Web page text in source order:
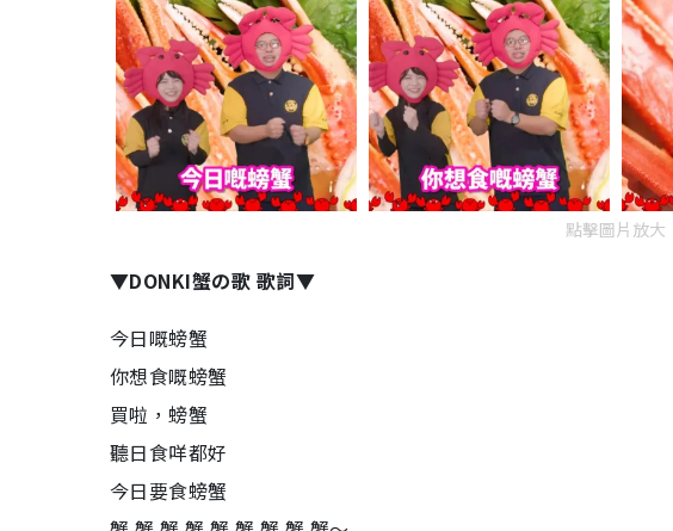
點擊圖片放大
▼DONKI蟹の歌 歌詞▼
今日嘅螃蟹
你想食嘅螃蟹
買啦，螃蟹
聽日食咩都好
今日要食螃蟹